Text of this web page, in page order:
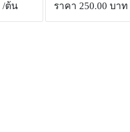
/ต้น ราคา 250.00 บาท